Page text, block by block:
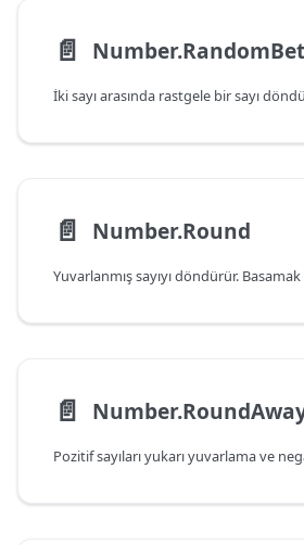
📄️
İki sayı arasında rastgele bir sayı
📄️ Number.Round
📄️